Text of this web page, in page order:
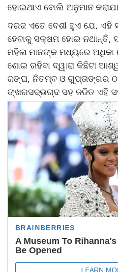
ହୋଇଥାଏ ବୋଲି ଅନୁମାନ
ଦରଜ ଏତେ ବେଶୀ ହୁଏ ଯେ, ଏହି
ହେବାକୁ ସକ୍ଷମ ହୋଇ ନଥାନ୍ତି,
ମହିଳା ମାନଙ୍କ ମଧ୍ୟରେ ଅଧିକା
ଶୋଇ ରହିବା ଦ୍ୱାରା କିଛିଟା
ଜଙ୍ଘ, ନିତମ୍ବ ଓ ଗୁପ୍ତାଙ୍ଗର
ଙ୍ଖରସଦ୍ଭଗ୍ଦ ସହ ଜଡିତ ଏହି